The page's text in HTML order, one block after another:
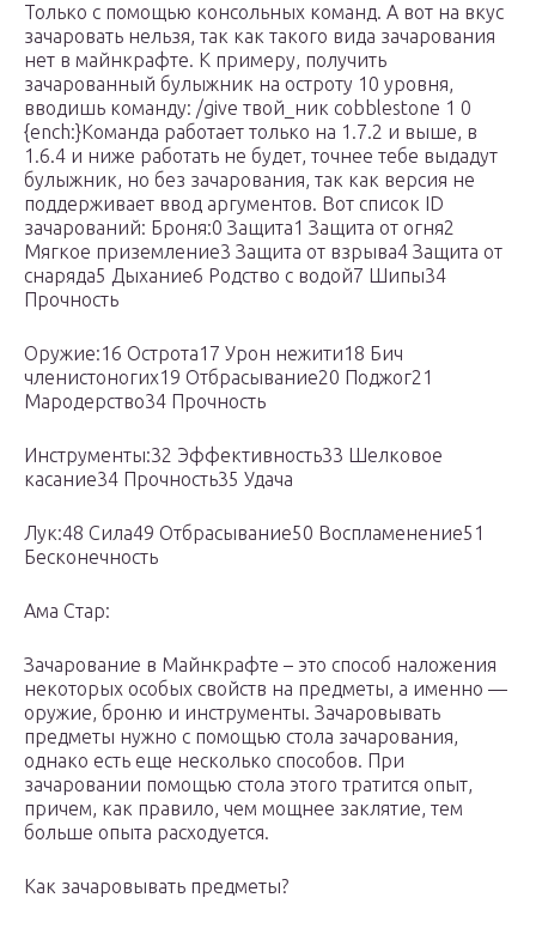
Только с помощью консольных команд. А вот на вкус
зачаровать нельзя, так как такого вида зачарования
нет в майнкрафте. К примеру, получить
зачарованный булыжник на остроту 10 уровня,
вводишь команду: /give твой_ник cobblestone 1 0
{ench:}Команда работает только на 1.7.2 и выше, в
1.6.4 и ниже работать не будет, точнее тебе выдадут
булыжник, но без зачарования, так как версия не
поддерживает ввод аргументов. Вот список ID
зачарований: Броня:0 Защита1 Защита от огня2
Мягкое приземление3 Защита от взрыва4 Защита от
снаряда5 Дыхание6 Родство с водой7 Шипы34
Прочность
Оружие:16 Острота17 Урон нежити18 Бич
членистоногих19 Отбрасывание20 Поджог21
Мародерство34 Прочность
Инструменты:32 Эффективность33 Шелковое
касание34 Прочность35 Удача
Лук:48 Сила49 Отбрасывание50 Воспламенение51
Бесконечность
Ама Стар:
Зачарование в Майнкрафте – это способ наложения
некоторых особых свойств на предметы, а именно —
оружие, броню и инструменты. Зачаровывать
предметы нужно с помощью стола зачарования,
однако есть еще несколько способов. При
зачаровании помощью стола этого тратится опыт,
причем, как правило, чем мощнее заклятие, тем
больше опыта расходуется.
Как зачаровывать предметы?